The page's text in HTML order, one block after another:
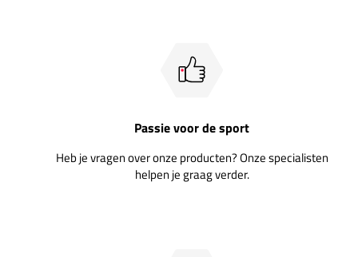
Passie voor de sport
Heb je vragen over onze producten? Onze specialisten
helpen je graag verder.